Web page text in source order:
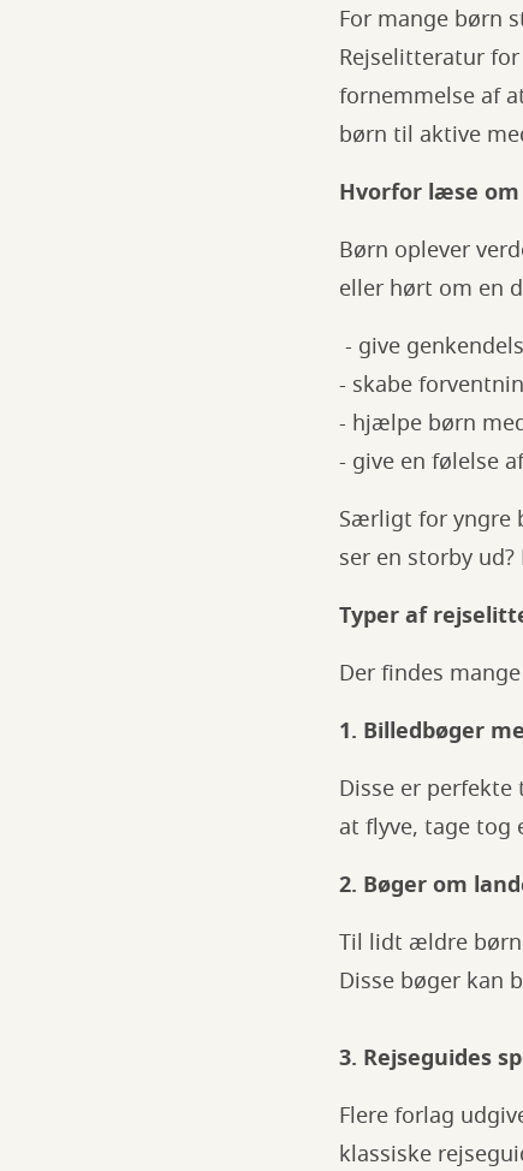
For mange børn
Rejselitteratur
fornemmelse af
børn til aktive
Hvorfor læse
Børn oplever
eller hørt om en
- give
- skabe
- hjælpe børn
- give en følelse
Særligt for yngre
ser en storby
Typer af
Der findes
1. Billedbøger
Disse er
at flyve, tage tog
2. Bøger om
Til lidt ældre børn
Disse bøger kan
3. Rejseguides
Flere forlag
klassiske